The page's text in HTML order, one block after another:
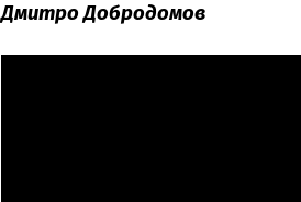
Дмитро Добродомов